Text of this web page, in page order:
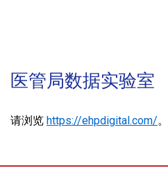
医管局数据实验室
请浏览 https://ehpdigital.com/。